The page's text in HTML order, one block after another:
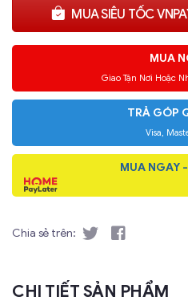
MUA SIÊU TỐC
MUA
Giao Tận Nơi Hoặc
TRẢ GÓP
Visa,
MUA NGAY
Chia sẻ trên:
CHI TIẾT SẢN PHẨM